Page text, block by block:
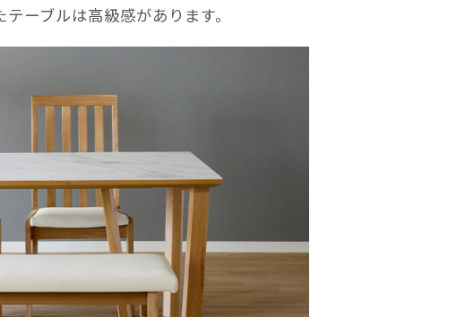
ーブルは高級感があります。